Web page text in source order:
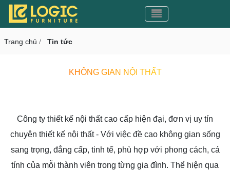
Toggle navigation
CMS v3.0 Toggle navigation
Trang chủ / Tin tức
KHÔNG GIAN NỘI THẤT
Công ty thiết kế nội thất cao cấp hiện đại, đơn vị uy tín
chuyên thiết kế nội thất - Với việc đề cao không gian sống
sang trọng, đẳng cấp, tinh tế, phù hợp với phong cách, cá
tính của mỗi thành viên trong từng gia đình. Thể hiện qua